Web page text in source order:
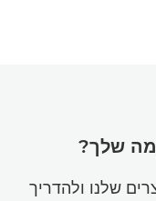
שלך?
שלנו ולהדריך